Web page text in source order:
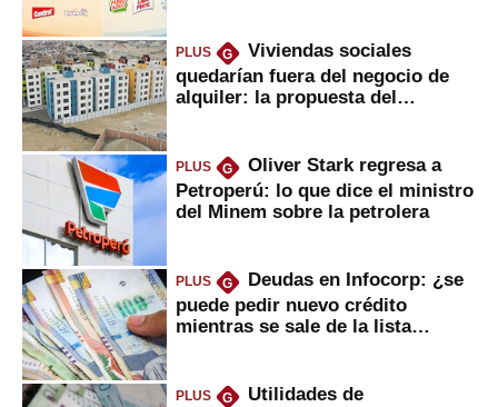
PLUS G
Viviendas sociales
quedarían fuera del negocio de
alquiler: la propuesta del
PLUS G
Oliver Stark regresa a
Petroperú: lo que dice el ministro
del Minem sobre la petrolera
PLUS G
Deudas en Infocorp: ¿se
puede pedir nuevo crédito
mientras se sale de la lista
PLUS G
Utilidades de